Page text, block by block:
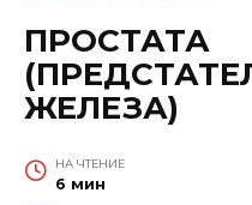
ПРОСТАТА
ЖЕЛЕЗА)
НА ЧТЕНИЕ
6 мин